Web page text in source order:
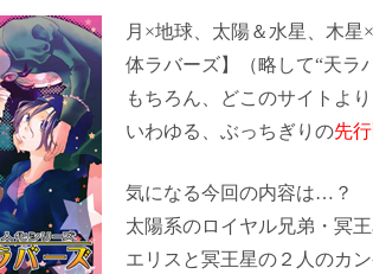
月×地球、太陽＆水星、木
体ラバーズ】（略して“天ラバ
もちろん、どこのサイトよ
いわゆる、ぶっちぎりの先
気になる今回の内容は…？
太陽系のロイヤル兄弟・冥
エリスと冥王星の２人のカ